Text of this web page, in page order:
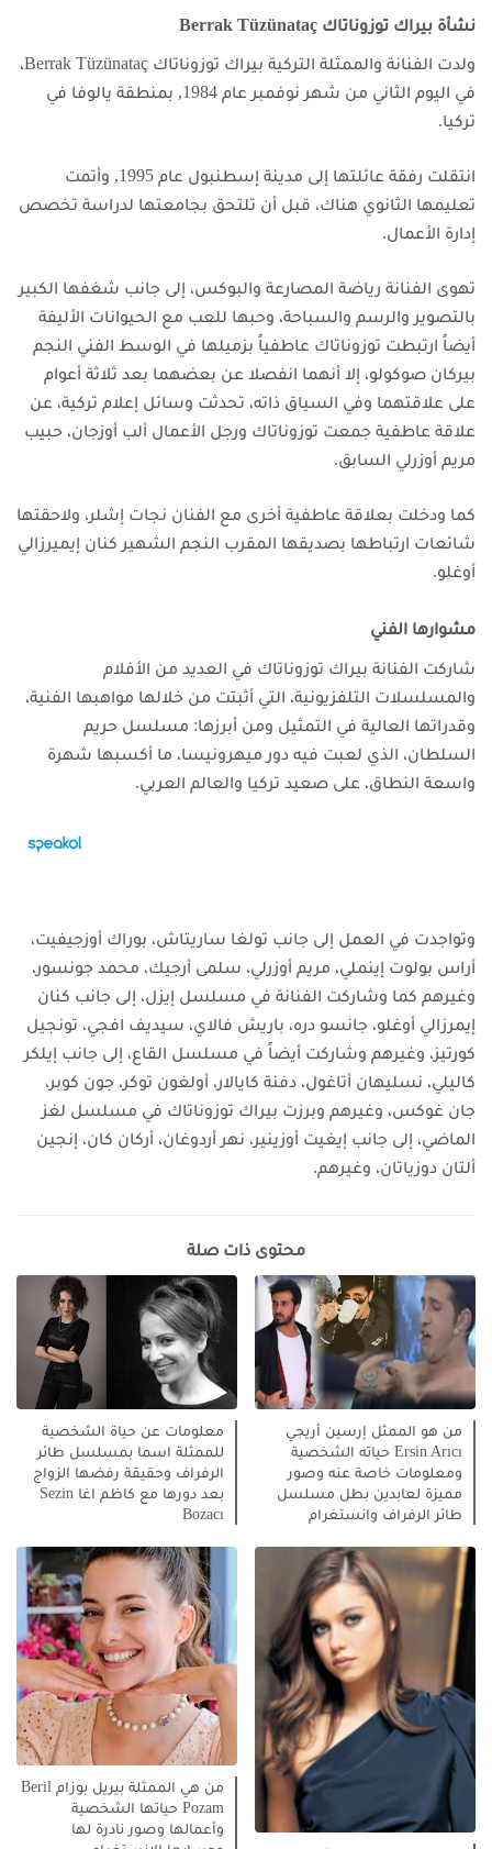
نشأة بيراك توزوناتاك Berrak Tüzünataç
ولدت الفنانة والممثلة التركية بيراك توزوناتاك Berrak Tüzünataç،
في اليوم الثاني من شهر نوفمبر عام 1984, بمنطقة يالوفا في
تركيا.
انتقلت رفقة عائلتها إلى مدينة إسطنبول عام 1995, وأتمت
تعليمها الثانوي هناك، قبل أن تلتحق بجامعتها لدراسة تخصص
إدارة الأعمال.
تهوى الفنانة رياضة المصارعة والبوكس، إلى جانب شغفها الكبير
بالتصوير والرسم والسباحة، وحبها للعب مع الحيوانات الأليفة
أيضاً ارتبطت توزوناتاك عاطفياً بزميلها في الوسط الفني النجم
بيركان صوكولو، إلا أنهما انفصلا عن بعضهما بعد ثلاثة أعوام
على علاقتهما وفي السياق ذاته، تحدثت وسائل إعلام تركية، عن
علاقة عاطفية جمعت توزوناتاك ورجل الأعمال ألب أوزجان، حبيب
مريم أوزرلي السابق.
كما ودخلت بعلاقة عاطفية أخرى مع الفنان نجات إشلر، ولاحقتها
شائعات ارتباطها بصديقها المقرب النجم الشهير كنان إيميرزالي
أوغلو.
مشوارها الفني
شاركت الفنانة بيراك توزوناتاك في العديد من الأفلام
والمسلسلات التلفزيونية، التي أثبتت من خلالها مواهبها الفنية،
وقدراتها العالية في التمثيل ومن أبرزها: مسلسل حريم
السلطان، الذي لعبت فيه دور ميهرونيسا، ما أكسبها شهرة
واسعة النطاق، على صعيد تركيا والعالم العربي.
وتواجدت في العمل إلى جانب تولغا ساريتاش، بوراك أوزجيفيت،
أراس بولوت إينملي، مريم أوزرلي، سلمى أرجيك، محمد جونسور،
وغيرهم كما وشاركت الفنانة في مسلسل إيزل، إلى جانب كنان
إيمرزالي أوغلو، جانسو دره، باريش فالاي، سيديف افجي، تونجيل
كورتيز، وغيرهم وشاركت أيضاً في مسلسل القاع، إلى جانب إيلكر
كاليلي، نسليهان أتاغول، دفنة كايالار، أولغون توكر، جون كوبر،
جان غوكس، وغيرهم وبرزت بيراك توزوناتاك في مسلسل لغز
الماضي، إلى جانب إيغيت أوزينير، نهر أردوغان، أركان كان، إنجين
ألتان دوزياتان، وغيرهم.
محتوى ذات صلة
من هو الممثل إرسين أريجي
Ersin Arıcı حياته الشخصية
ومعلومات خاصة عنه وصور
مميزة لعابدين بطل مسلسل
طائر الرفراف وانستغرام
معلومات عن حياة الشخصية
للممثلة اسما بمسلسل طائر
الرفراف وحقيقة رفضها الزواج
بعد دورها مع كاظم اغا Sezin
Bozacı
من هي الممثلة بيريل بوزام Beril
Pozam حياتها الشخصية
وأعمالها وصور نادرة لها